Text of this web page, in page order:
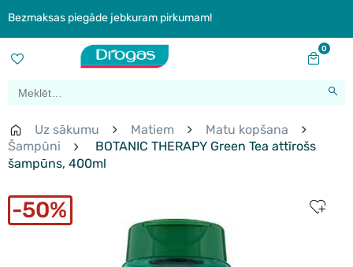
Bezmaksas piegāde jebkuram pirkumam!
0
Uz sākumu Matiem
Matu kopšana
Šampūni
BOTANIC THERAPY Green Tea attīrošs
šampūns, 400ml
50%